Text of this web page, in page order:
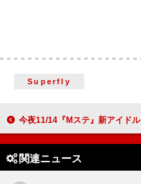
Superfly
今夜11/14『Mステ』新アイドルデュオROIROM初登場ほか、BE:FIRST／Aqua Timez／木村カエラ／櫻坂46／離婚伝説
関連ニュース